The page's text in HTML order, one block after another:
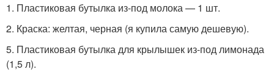
1. Пластиковая бутылка из-под молока — 1 шт.
2. Краска: желтая, черная (я купила самую дешевую).
5. Пластиковая бутылка для крылышек из-под лимонада
(1,5 л).